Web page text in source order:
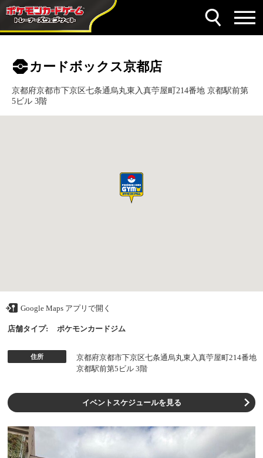
カードボックス京都店
京都府京都市下京区七条通烏丸東入真苧屋町214番地 京都駅前第
5ビル 3階
Google Maps アプリで開く
店舗タイプ: ポケモンカードジム
住所
京都府京都市下京区七条通烏丸東入真苧屋町214番地
京都駅前第5ビル 3階
イベントスケジュールを見る